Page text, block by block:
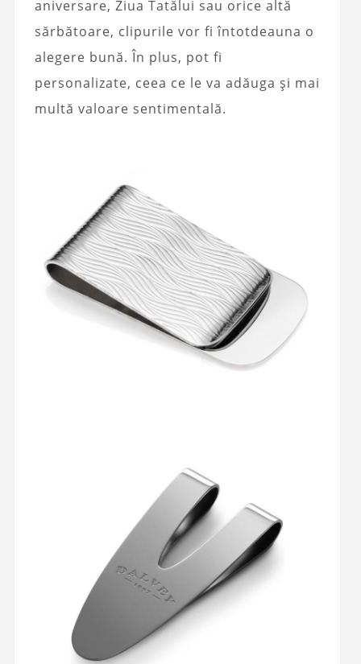
aniversare, Ziua Tatălui sau orice altă
sărbătoare, clipurile vor fi întotdeauna o
alegere bună. În plus, pot fi
personalizate, ceea ce le va adăuga și mai
multă valoare sentimentală.